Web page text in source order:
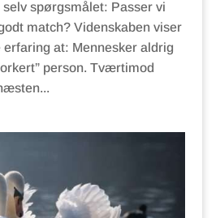
spørgsmålet: Passer vi
match? Videnskaben viser
at: Mennesker aldrig
person. Tværtimod